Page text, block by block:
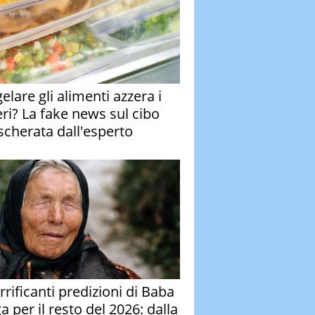
gli alimenti azzera i
La fake news sul cibo
dall'esperto
predizioni di Baba
per il resto del 2026: dalla